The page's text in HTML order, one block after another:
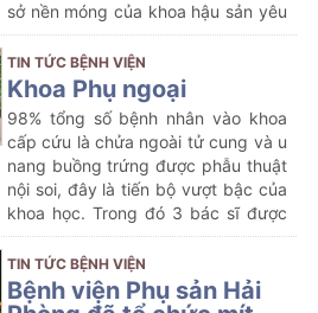
thai phụ tiền sản khó và các Sản
phụ sau đẻ, sau mổ lấy thai).Vì vậy
khoa Sản II ra đời từ ngày 15 tháng
3 năm 2004.
sở nền móng của khoa hậu sản yêu
cầu. Ban đầu khoa có cơ cấu 80
giường bệnh, 1 phòng đẻ, 1 phòng
mổ đẻ, 1 phòng mổ phụ. Tổng số
biên chế ban đầu là 52 người với
nhiệm vụ là đỡ đẻ, mổ lấy thai, mổ
phụ khoa và phẫu thuật nội soi,
điều trị hậu phẫu, hậu sản.
TIN TỨC BỆNH VIỆN
Khoa Phụ ngoại
98% tổng số bệnh nhân vào khoa
cấp cứu là chửa ngoài tử cung và u
nang buồng trứng được phẫu thuật
nội soi, đây là tiến bộ vượt bậc của
khoa học. Trong đó 3 bác sĩ được
đào tạo tại bệnh viện Phụ Sản Từ
Dũ, còn lại tất cả các bác sĩ trong
khoa đều có thể tham gia thực
hành thao tác dụng cụ và phụ mổ
TIN TỨC BỆNH VIỆN
Bệnh viện Phụ sản Hải